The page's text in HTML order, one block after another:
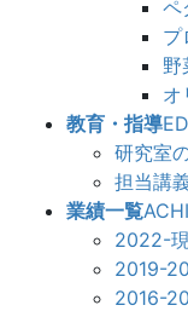
ペ
プ
野
オ
教育・指導
研究室
担当講
業績一覧
2022-
2019-
2016-